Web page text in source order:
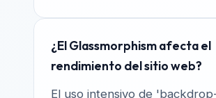
¿El Glassmorphism afecta el
rendimiento del sitio web?
El uso intensivo de